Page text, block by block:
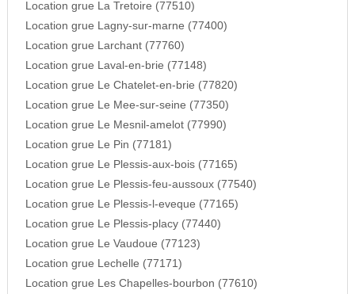
Location grue La Tretoire (77510)
Location grue Lagny-sur-marne (77400)
Location grue Larchant (77760)
Location grue Laval-en-brie (77148)
Location grue Le Chatelet-en-brie (77820)
Location grue Le Mee-sur-seine (77350)
Location grue Le Mesnil-amelot (77990)
Location grue Le Pin (77181)
Location grue Le Plessis-aux-bois (77165)
Location grue Le Plessis-feu-aussoux (77540)
Location grue Le Plessis-l-eveque (77165)
Location grue Le Plessis-placy (77440)
Location grue Le Vaudoue (77123)
Location grue Lechelle (77171)
Location grue Les Chapelles-bourbon (77610)